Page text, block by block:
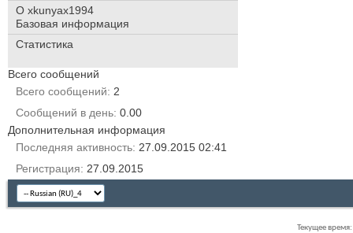
О xkunyax1994
Базовая информация
Статистика
Всего сообщений
Всего сообщений
2
Сообщений в день 0.00
Дополнительная информация
Последняя активность 27.09.2015 02:41
Регистрация
27.09.2015
Текущее время: